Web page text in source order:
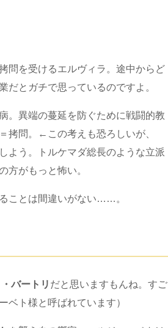
問を受けるエルヴィラ。途中からど
だとガチで思っているのですよ。
。異端の蔓延を防ぐために戦闘的教
拷問。←この考えも恐ろしいが、
よう。トルケマダ総長のような立派
方がもっと怖い。
ことは間違いがない……。
バートリ だと思いますもんね。すご
ベト様と呼ばれています）